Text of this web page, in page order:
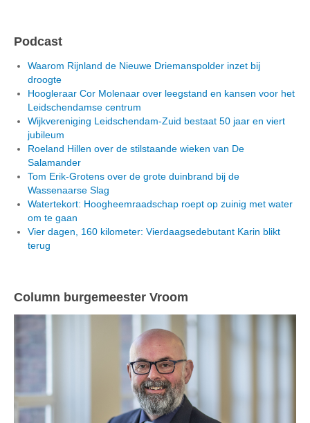
Podcast
Waarom Rijnland de Nieuwe Driemanspolder inzet bij
droogte
Hoogleraar Cor Molenaar over leegstand en kansen voor het
Leidschendamse centrum
Wijkvereniging Leidschendam-Zuid bestaat 50 jaar en viert
jubileum
Roeland Hillen over de stilstaande wieken van De
Salamander
Tom Erik-Grotens over de grote duinbrand bij de
Wassenaarse Slag
Watertekort: Hoogheemraadschap roept op zuinig met water
om te gaan
Vier dagen, 160 kilometer: Vierdaagsedebutant Karin blikt
terug
Column burgemeester Vroom